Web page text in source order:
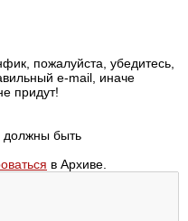
пожалуйста, убедитесь,
e-mail, иначе
придут!
должны быть
в Архиве.